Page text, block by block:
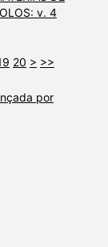
v. 4
20 > >>
por